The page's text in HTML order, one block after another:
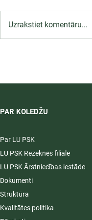
Uzrakstiet komentāru...
PAR KOLEDŽU
Par LU PSK
LU PSK Rēzeknes filiāle
LU PSK Ārstniecības iestāde
Dokumenti
Struktūra
Kvalitātes politika